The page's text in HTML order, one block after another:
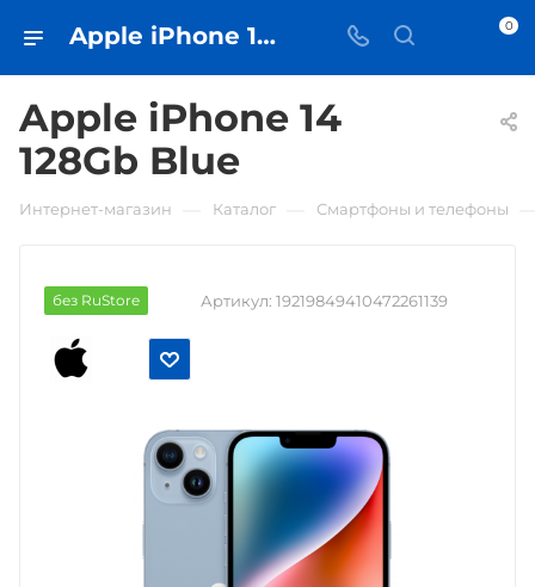
Apple iPhone 14 128Gb Blue • купить в Самаре - iЧехол 0
Apple iPhone 14
128Gb Blue
Интернет-магазин Каталог Смартфоны и телефоны
без RuStore Артикул: 19219849410472261139